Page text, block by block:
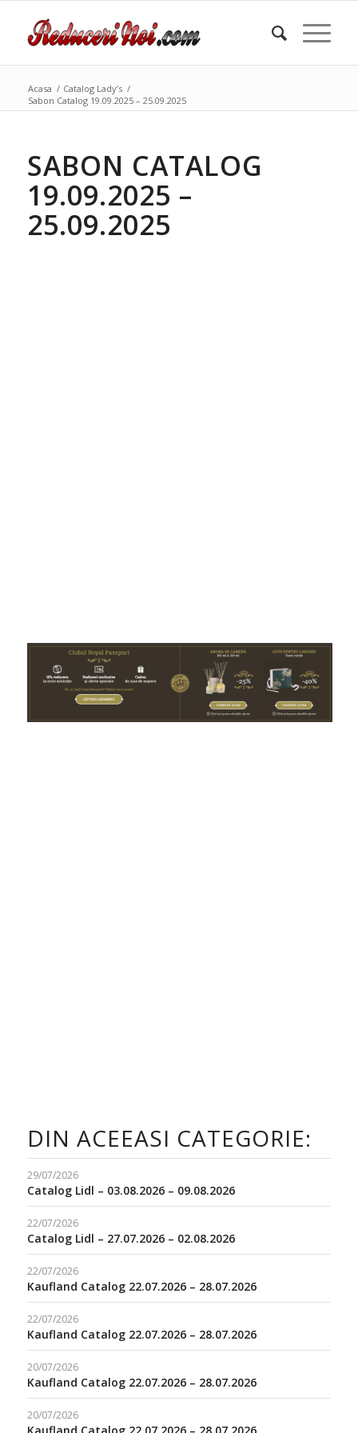
Acasa / Catalog Lady’s /
Sabon Catalog 19.09.2025 – 25.09.2025
SABON CATALOG
19.09.2025 –
25.09.2025
DIN ACEEASI CATEGORIE:
29/07/2026
Catalog Lidl – 03.08.2026 – 09.08.2026
22/07/2026
Catalog Lidl – 27.07.2026 – 02.08.2026
22/07/2026
Kaufland Catalog 22.07.2026 – 28.07.2026
22/07/2026
Kaufland Catalog 22.07.2026 – 28.07.2026
20/07/2026
Kaufland Catalog 22.07.2026 – 28.07.2026
20/07/2026